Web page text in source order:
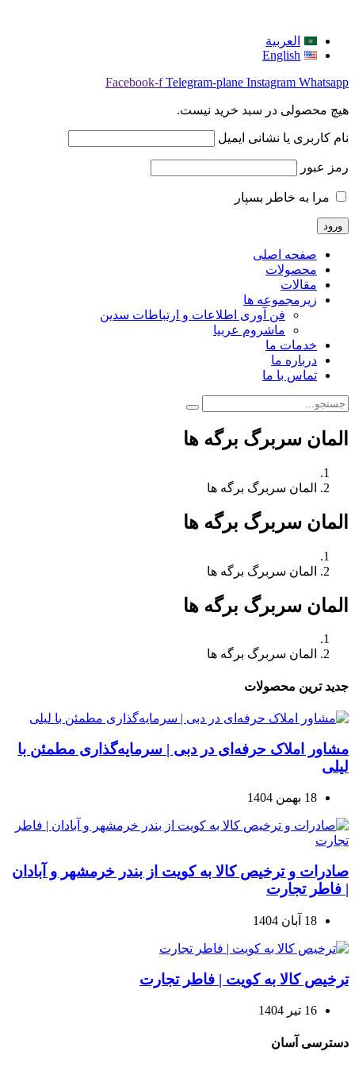
العربية
English
Facebook-f Telegram-plane Instagram Whatsapp
هیچ محصولی در سبد خرید نیست.
نام کاربری یا نشانی ایمیل
رمز عبور
مرا به خاطر بسپار
صفحه اصلی
محصولات
مقالات
زیرمجموعه ها
فن آوری اطلاعات و ارتباطات سدین
ماشروم عربيا
خدمات ما
درباره ما
تماس با ما
المان سربرگ برگه ها
المان سربرگ برگه ها
المان سربرگ برگه ها
المان سربرگ برگه ها
المان سربرگ برگه ها
المان سربرگ برگه ها
جدید ترین محصولات
مشاور املاک حرفه‌ای در دبی | سرمایه‌گذاری مطمئن با
لیلی
18 بهمن 1404
صادرات و ترخیص کالا به کویت از بندر خرمشهر و آبادان
| فاطر تجارت
18 آبان 1404
ترخیص کالا به کویت | فاطر تجارت
16 تیر 1404
دسترسی آسان